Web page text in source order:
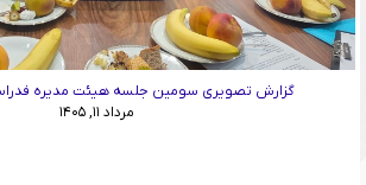
گزارش تصویری سومین جلسه هیئت مدیره
مرداد ۱۱, ۱۴۰۵